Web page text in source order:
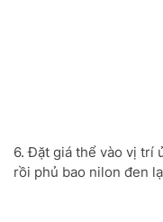
6. Đặt giá thể vào vị trí
rồi phủ bao nilon đen